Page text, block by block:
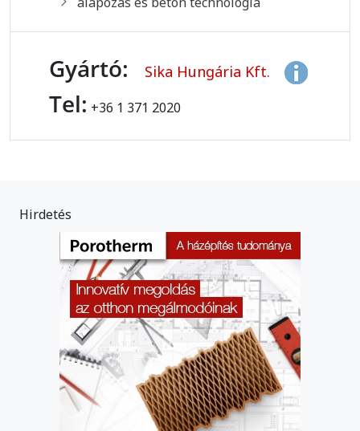
Gyártó: Sika Hungária Kft.
Tel: +36 1 371 2020
Hirdetés